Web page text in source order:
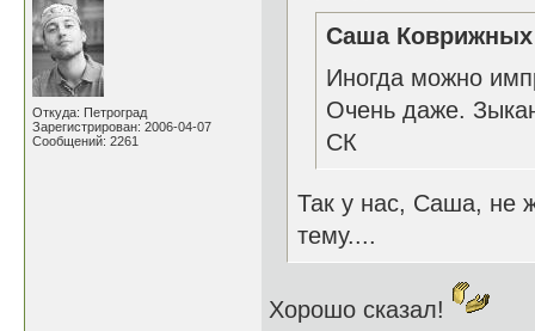
Откуда: Петроград
Зарегистрирован: 2006-04-07
Сообщений: 2261
Саша Коврижных
Иногда можно
Очень даже.
СК
Так у нас, Саша, не
тему....
Хорошо сказал!